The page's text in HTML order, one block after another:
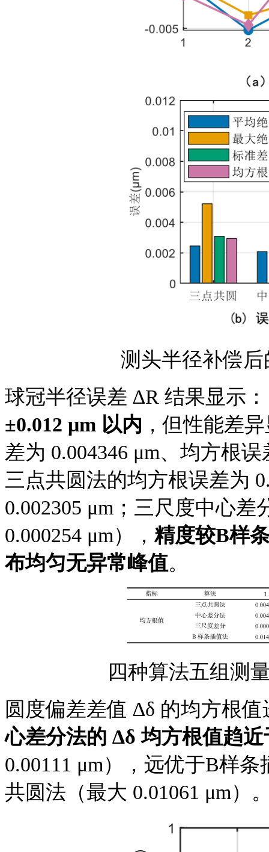
测头半径补偿
球冠半径误差 ∆R 结果显示：
±0.012 μm 以内 ，但性能差
差为 0.004346 μm、均方根
三点共圆法的均方根误差为
0.002305 μm；三尺度中心差
0.000254 μm），精度较B样
布均匀无异常峰值。
四种算法五组测
圆度偏差差值 ∆δ 的均方根
心差分法的 ∆δ 均方根值趋近
0.00111 μm），远优于B样
共圆法（最大 0.01061 μm）